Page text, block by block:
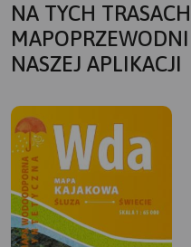
NA TYCH
NASZEJ APLIKACJI